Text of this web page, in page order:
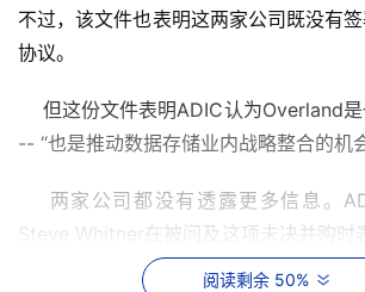
不过，该文件也表明这两家公司既没有
协议。
但这份文件表明ADIC认为Overland是
-- “也是推动数据存储业内战略整合的机
两家公司都没有透露更多信息。
Steve Whitner在被问及这项未决并购时
阅读剩余 50%